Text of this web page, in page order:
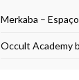
Merkaba –
Occult Academy